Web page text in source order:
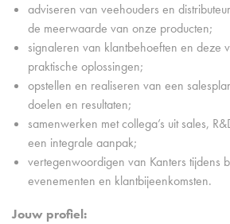
adviseren van veehouders en
de meerwaarde van onze producten;
signaleren van klantbehoeften en deze
praktische oplossingen;
opstellen en realiseren van een
doelen en resultaten;
samenwerken met collega’s uit sales,
een integrale aanpak;
vertegenwoordigen van Kanters tijdens
evenementen en klantbijeenkomsten.
Jouw profiel: